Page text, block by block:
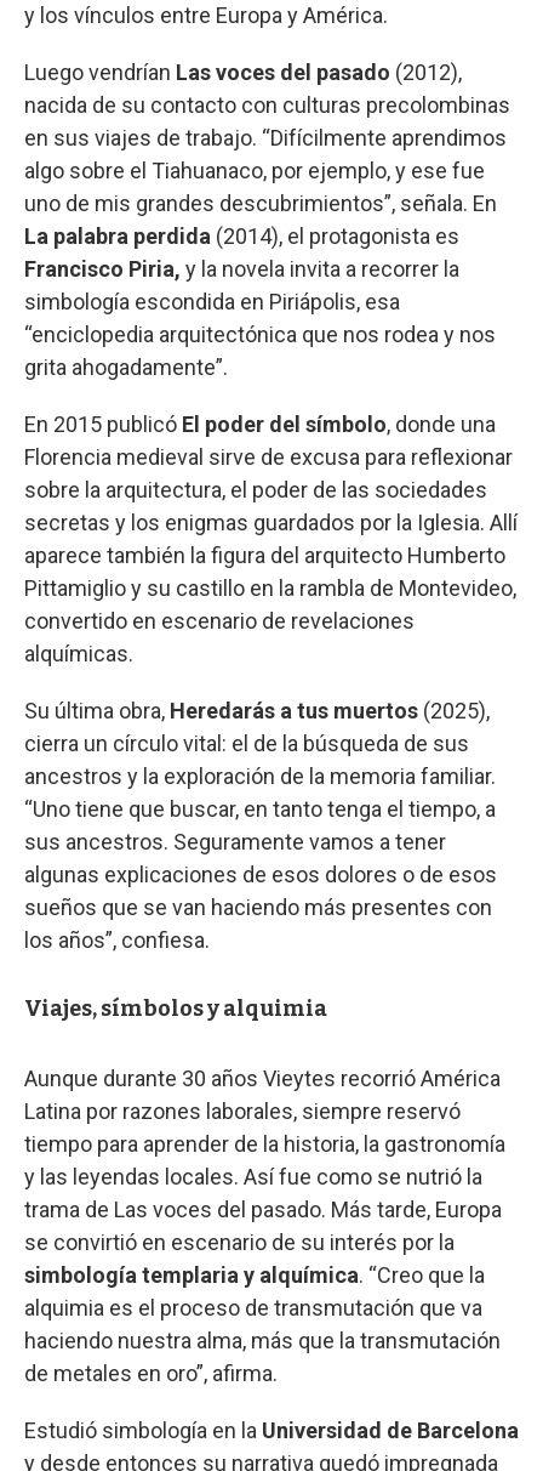
y los vínculos entre Europa y América.
Luego vendrían Las voces del pasado (2012),
nacida de su contacto con culturas precolombinas
en sus viajes de trabajo. “Difícilmente aprendimos
algo sobre el Tiahuanaco, por ejemplo, y ese fue
uno de mis grandes descubrimientos”, señala. En
La palabra perdida (2014), el protagonista es
Francisco Piria, y la novela invita a recorrer la
simbología escondida en Piriápolis, esa
“enciclopedia arquitectónica que nos rodea y nos
grita ahogadamente”.
En 2015 publicó El poder del símbolo, donde una
Florencia medieval sirve de excusa para reflexionar
sobre la arquitectura, el poder de las sociedades
secretas y los enigmas guardados por la Iglesia. Allí
aparece también la figura del arquitecto Humberto
Pittamiglio y su castillo en la rambla de Montevideo,
convertido en escenario de revelaciones
alquímicas.
Su última obra, Heredarás a tus muertos (2025),
cierra un círculo vital: el de la búsqueda de sus
ancestros y la exploración de la memoria familiar.
“Uno tiene que buscar, en tanto tenga el tiempo, a
sus ancestros. Seguramente vamos a tener
algunas explicaciones de esos dolores o de esos
sueños que se van haciendo más presentes con
los años”, confiesa.
Viajes, símbolos y alquimia
Aunque durante 30 años Vieytes recorrió América
Latina por razones laborales, siempre reservó
tiempo para aprender de la historia, la gastronomía
y las leyendas locales. Así fue como se nutrió la
trama de Las voces del pasado. Más tarde, Europa
se convirtió en escenario de su interés por la
simbología templaria y alquímica. “Creo que la
alquimia es el proceso de transmutación que va
haciendo nuestra alma, más que la transmutación
de metales en oro”, afirma.
Estudió simbología en la Universidad de Barcelona
y desde entonces su narrativa quedó impregnada